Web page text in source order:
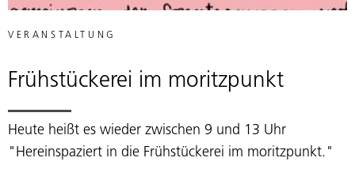
VERANSTALTUNG
Frühstückerei im moritzpunkt
Heute heißt es wieder zwischen 9 und 13 Uhr
"Hereinspaziert in die Frühstückerei im moritzpunkt."